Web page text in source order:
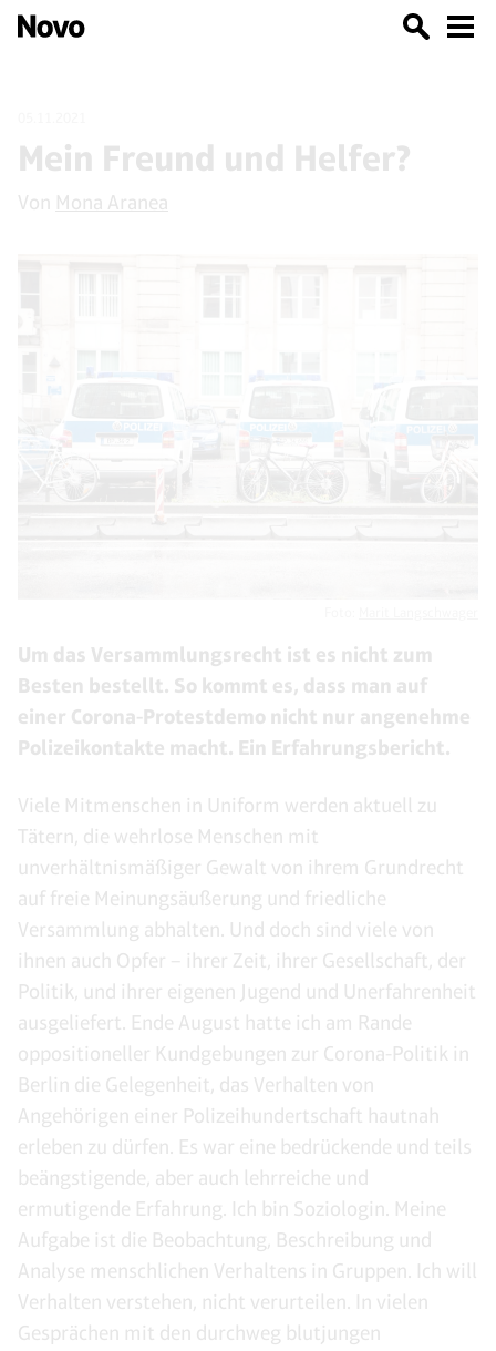
Mein Freund und Helfer?
Von Mona Aranea
Um das Versammlungsrecht ist es nicht zum
Besten bestellt. So kommt es, dass man auf
einer Corona-Protestdemo nicht nur angenehme
Polizeikontakte macht. Ein Erfahrungsbericht.
Viele Mitmenschen in Uniform werden aktuell zu
Tätern, die wehrlose Menschen mit
unverhältnismäßiger Gewalt von ihrem Grundrecht
auf freie Meinungsäußerung und friedliche
Versammlung abhalten. Und doch sind viele von
ihnen auch Opfer – ihrer Zeit, ihrer Gesellschaft, der
Politik, und ihrer eigenen Jugend und Unerfahrenheit
ausgeliefert. Ende August hatte ich am Rande
oppositioneller Kundgebungen zur Corona-Politik in
Berlin die Gelegenheit, das Verhalten von
Angehörigen einer Polizeihundertschaft hautnah
erleben zu dürfen. Es war eine bedrückende und teils
beängstigende, aber auch lehrreiche und
ermutigende Erfahrung. Ich bin Soziologin. Meine
Aufgabe ist die Beobachtung, Beschreibung und
Analyse menschlichen Verhaltens in Gruppen. Ich will
Verhalten verstehen, nicht verurteilen. In vielen
Gesprächen mit den durchweg blutjungen